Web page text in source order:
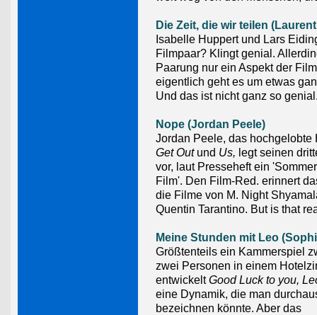
Die Zeit, die wir teilen
Isabelle Huppert und Lars
Filmpaar? Klingt genial.
Paarung nur ein Aspekt der
eigentlich geht es um etwas
Und das ist nicht ganz so
Nope (Jordan Peele)
Jordan Peele, das hochgelobte
Get Outund Us, legt seinen
vor, laut Presseheft ein
Film'. Den Film-Red. erinnert
die Filme von M. Night
Quentin Tarantino. But is that
Meine Stunden mit Leo
Größtenteils ein Kammerspiel
zwei Personen in einem
entwickeltGood Luck to you,
eine Dynamik, die man
bezeichnen könnte. Aber das